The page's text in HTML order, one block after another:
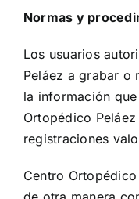
Normas y
Los usuarios
Peláez a grabar o
la información
Ortopédico
registraciones
Centro